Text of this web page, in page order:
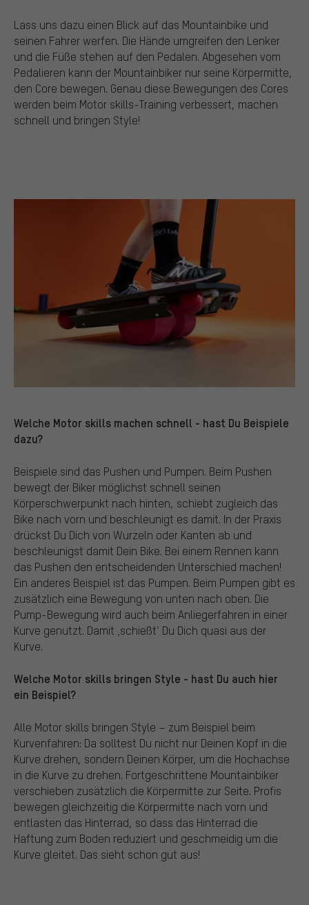
Lass uns dazu einen Blick auf das Mountainbike und
seinen Fahrer werfen. Die Hände umgreifen den Lenker
und die Füße stehen auf den Pedalen. Abgesehen vom
Pedalieren kann der Mountainbiker nur seine Körpermitte,
den Core bewegen. Genau diese Bewegungen des Cores
werden beim Motor skills-Training verbessert, machen
schnell und bringen Style!
Welche Motor skills machen schnell - hast Du Beispiele
dazu?
Beispiele sind das Pushen und Pumpen. Beim Pushen
bewegt der Biker möglichst schnell seinen
Körperschwerpunkt nach hinten, schiebt zugleich das
Bike nach vorn und beschleunigt es damit. In der Praxis
drückst Du Dich von Wurzeln oder Kanten ab und
beschleunigst damit Dein Bike. Bei einem Rennen kann
das Pushen den entscheidenden Unterschied machen!
Ein anderes Beispiel ist das Pumpen. Beim Pumpen gibt es
zusätzlich eine Bewegung von unten nach oben. Die
Pump-Bewegung wird auch beim Anliegerfahren in einer
Kurve genutzt. Damit ‚schießt‘ Du Dich quasi aus der
Kurve.
Welche Motor skills bringen Style - hast Du auch hier
ein Beispiel?
Alle Motor skills bringen Style – zum Beispiel beim
Kurvenfahren: Da solltest Du nicht nur Deinen Kopf in die
Kurve drehen, sondern Deinen Körper, um die Hochachse
in die Kurve zu drehen. Fortgeschrittene Mountainbiker
verschieben zusätzlich die Körpermitte zur Seite. Profis
bewegen gleichzeitig die Körpermitte nach vorn und
entlasten das Hinterrad, so dass das Hinterrad die
Haftung zum Boden reduziert und geschmeidig um die
Kurve gleitet. Das sieht schon gut aus!